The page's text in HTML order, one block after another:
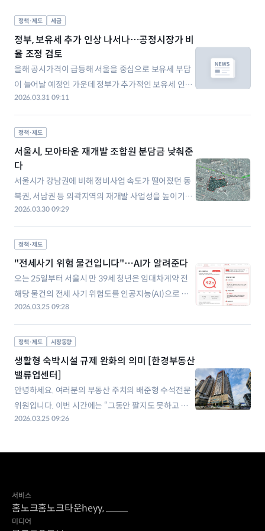
정책·제도 세금
정부, 보유세 추가 인상 나서나…공정시장가 비
율 조정 검토
올해 공시가격이 급등해 서울을 중심으로 보유세 부담
이 늘어날 예정인 가운데 정부가 추가적인 보유세 인상
카드를 검토하고 있다. 다주택자의 양도소득세 중과 유
예 기한인 5월 9일 이후에도 지속적인 매물 출회를 통
한 집값 안정을 유도하기 위해선 보유세 인상이 필요하
다는 판단에서다. 30일 관가에 따르면 재정경제부와 국
토교통부는 서울 고가 주택을 중심으로 보유세
2026.03.31 09:11
정책·제도
서울시, 모아타운 재개발 조합원 분담금 낮춰준
다
서울시가 강남권에 비해 정비사업 속도가 떨어졌던 동
북권, 서남권 등 외곽지역의 재개발 사업성을 높이기로
했다. 용적률을 높여주고 공공기여분을 낮춰주는 방식
으로 조합원 부담을 낮춰준다. 서울시는 재개발 정비사
업을 진행 중인 60곳 모아타운 대상지에 대해 사업성
보정계수를 반영한 관리계획안을 수정가결하고, 가로
주택정비사업 8개소의 사업시행계획 변경안을 조건부
2026.03.30 09:29
정책·제도
"전세사기 위험 물건입니다"…AI가 알려준다
오는 25일부터 서울시 만 39세 청년은 임대차계약 전
해당 물건의 전세 사기 위험도를 인공지능(AI)으로 확
인 가능해진다. 24일 서울시는 임대차계약을 앞둔 서울
청년을 대상으로 'AI 분석 보고서' 서비스를 본격 시행
한다고 발표했다. 집 주소만 입력하면 AI가 임대인·주
택 권리관계 정보를 분석해 전세 사기 위험도를 알려주
는 서비스다. 전세 사기 피해자
2026.03.25 09:28
정책·제도 시장동향
생활형 숙박시설 규제 완화의 의미 [한경부동산
밸류업센터]
안녕하세요. 여러분의 부동산 주치의 배준형 수석전문
위원입니다. 이번 시간에는 “그동안 팔지도 못하고 살
지도 못해 골칫덩어리였던 생활형 숙박시설(생숙)이 드
드립니다. 정부가 규제를 완화하면서, 한 채만 보유한
2026.03.25 09:26
서비스
홈노크홈노크타운heyy,
미디어